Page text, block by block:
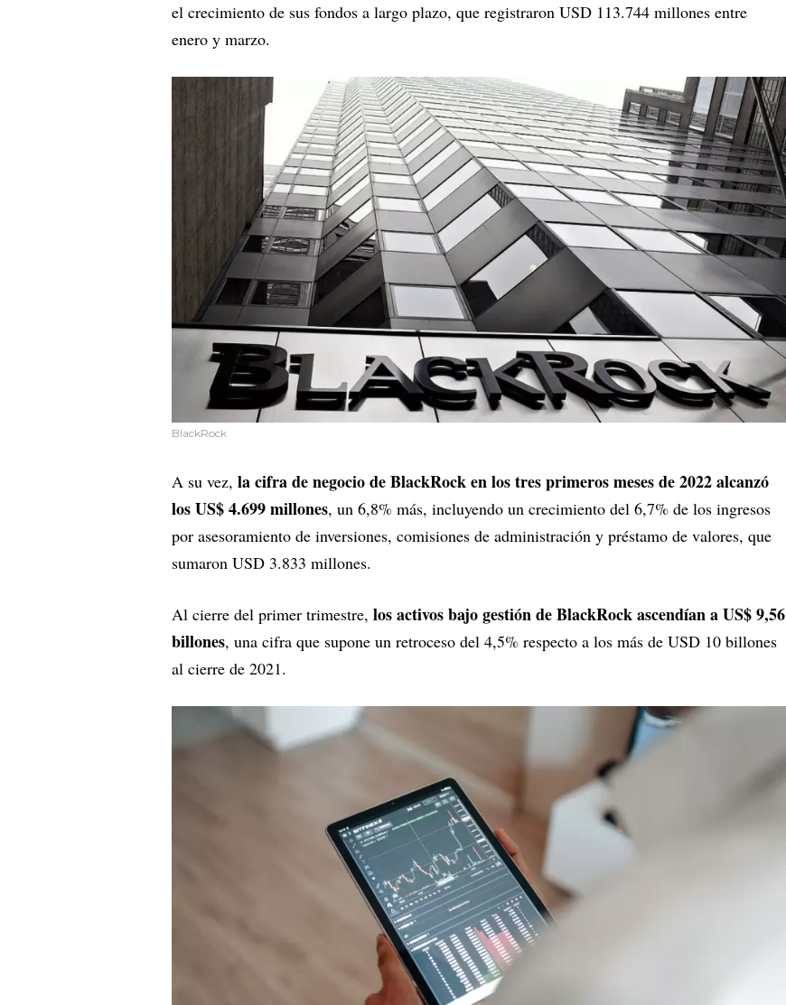
el crecimiento de sus fondos a largo plazo, que registraron USD 113.744 millones entre
enero y marzo.
BlackRock
A su vez, la cifra de negocio de BlackRock en los tres primeros meses de 2022 alcanzó
los US$ 4.699 millones, un 6,8% más, incluyendo un crecimiento del 6,7% de los ingresos
por asesoramiento de inversiones, comisiones de administración y préstamo de valores, que
sumaron USD 3.833 millones.
Al cierre del primer trimestre, los activos bajo gestión de BlackRock ascendían a US$ 9,56
billones, una cifra que supone un retroceso del 4,5% respecto a los más de USD 10 billones
al cierre de 2021.